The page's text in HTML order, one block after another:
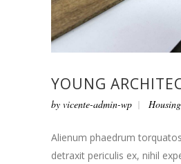
YOUNG
by vicente-admin-wp Housing
Alienum phaedrum
detraxit periculis ex, nihil